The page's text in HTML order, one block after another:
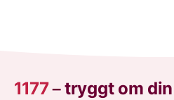
1177–tryggt om